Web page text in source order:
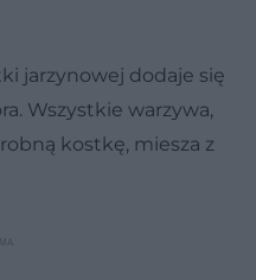
jarzynowej dodaje się
Wszystkie warzywa,
kostkę, miesza z